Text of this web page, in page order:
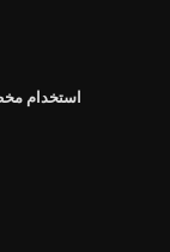
استخدام